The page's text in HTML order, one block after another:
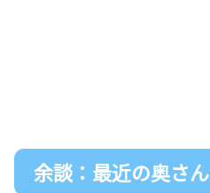
余談：最近の奥さん